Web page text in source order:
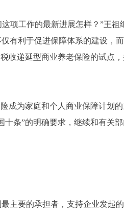
项工作的最新进展怎样？”王祖
有利于促进保障体系的建设，
收递延型商业养老保险的试点
为家庭和个人商业保障计划
条”的明确要求，继续和有关部
要的承担者，支持企业发起